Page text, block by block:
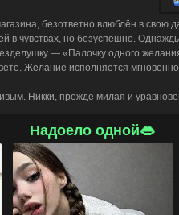
безответно влюблён в свою
в чувствах, но безуспешно.
— «Палочку одного
Желание исполняется
Никки, прежде милая и
его умершего кота и утрачивает
его отменить. Он узнаёт, что это
Надоело одной👄